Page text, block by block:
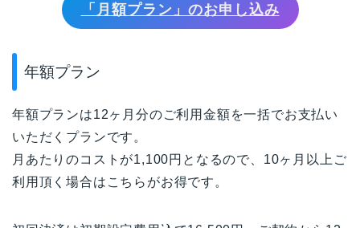
「月額プラン」のお申し込み
年額プラン
年額プランは12ヶ月分のご利用金額を一括でお支払い
いただくプランです。
月あたりのコストが1,100円となるので、10ヶ月以上ご
利用頂く場合はこちらがお得です。